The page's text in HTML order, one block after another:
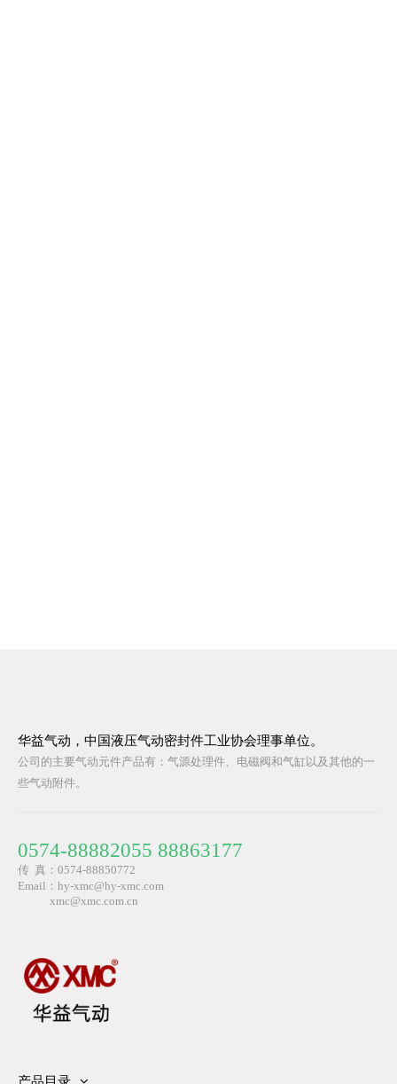
华益气动，中国液压气动密封件工业协会理事单位。
公司的主要气动元件产品有：气源处理件、电磁阀和气缸以及其他的一
些气动附件。
0574-88882055 88863177
传 真：0574-88850772
Email：hy-xmc@hy-xmc.com
​ xmc@xmc.com.cn